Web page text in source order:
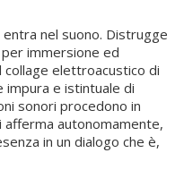
nel suono. Distrugge
immersione ed
collage elettroacustico di
impura e istintuale di
sonori procedono in
afferma autonomamente,
in un dialogo che è,